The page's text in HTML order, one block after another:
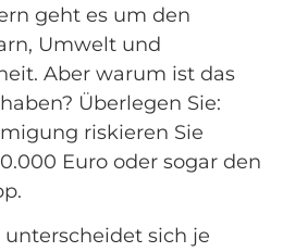
geht es um den
Umwelt und
Aber warum ist das
Überlegen Sie:
riskieren Sie
Euro oder sogar den
sich je